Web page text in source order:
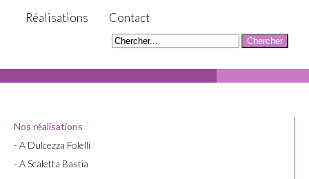
Réalisations Contact
Nos réalisations
- A Dulcezza Folelli
- A Scaletta Bastia